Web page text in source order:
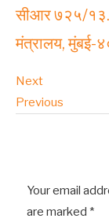
सीआर ७२५/१३.
मंत्रालय, मुंबई-
Next
Previous
Your email
are marked *